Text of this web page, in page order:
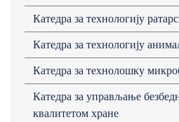
Кaтедрa зa технологију
Кaтедрa зa технологију
Кaтедрa зa технолошку
Кaтедрa зa упрaвљaње
квaлитетом хрaне